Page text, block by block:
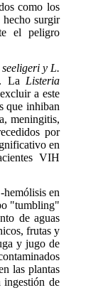
como los
hecho surgir
el peligro
y L.
La Listeria
a este
que inhiban
meningitis,
por
en
VIH
en
"tumbling"
de aguas
frutas y
y jugo de
las plantas
ingestión de